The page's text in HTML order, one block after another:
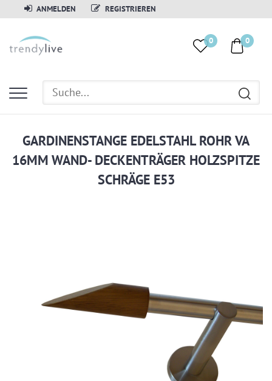
ANMELDEN REGISTRIEREN
0
0
GARDINENSTANGE EDELSTAHL ROHR VA
16MM WAND- DECKENTRÄGER HOLZSPITZE
SCHRÄGE E53